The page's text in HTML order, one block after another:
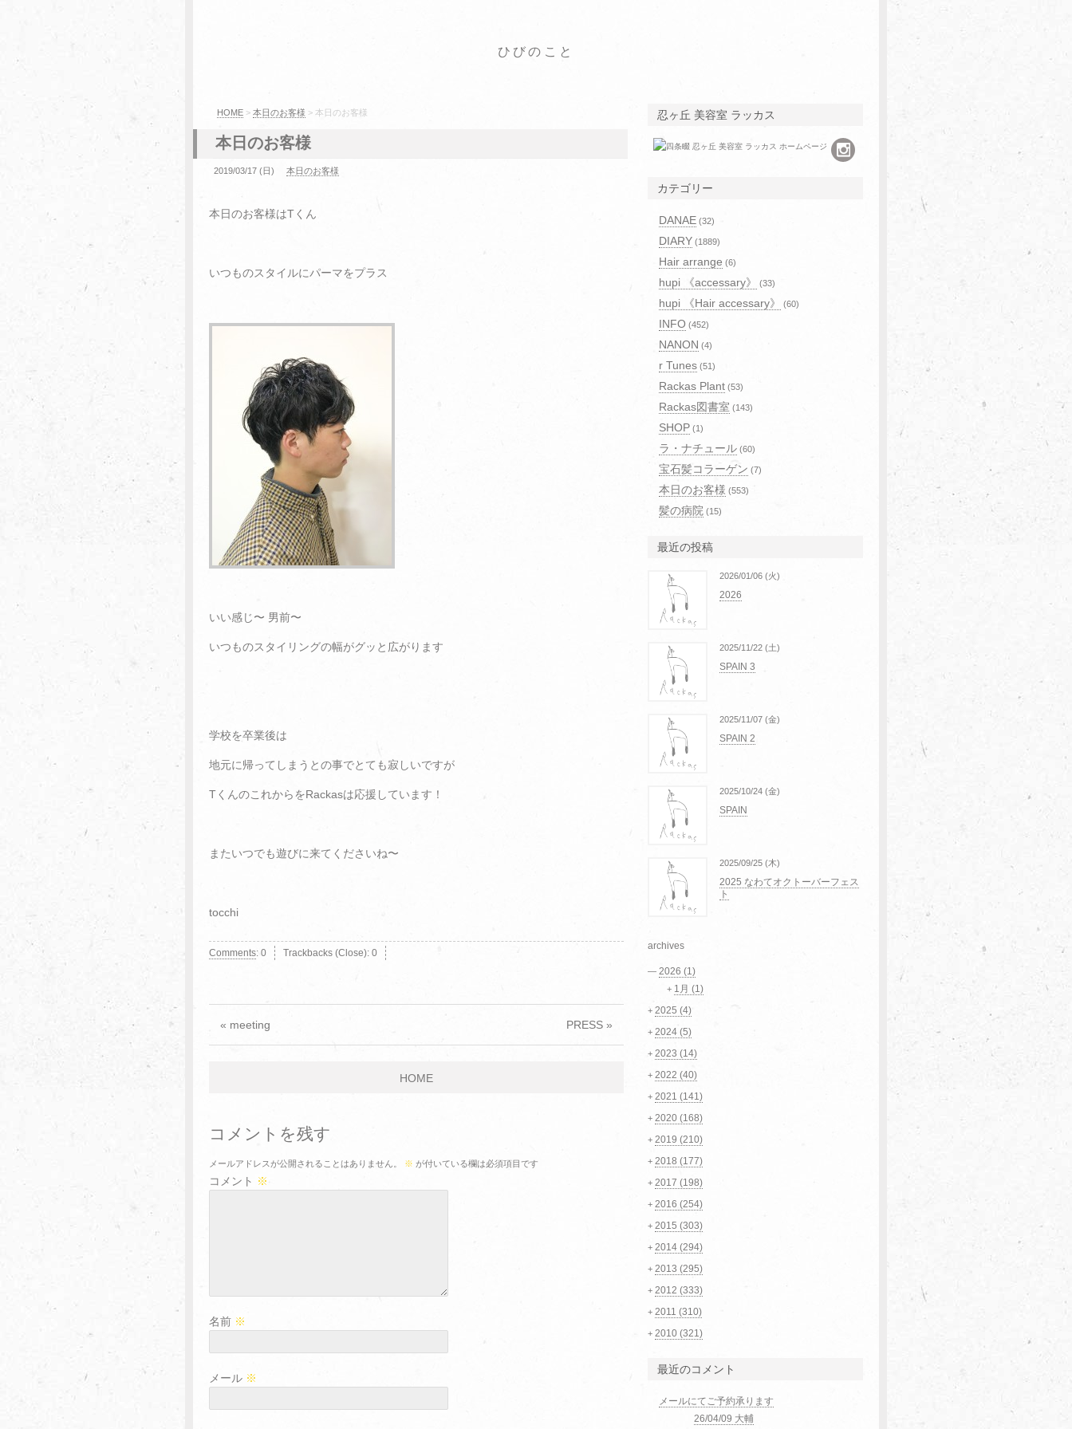
ひびのこと
HOME > 本日のお客様 > 本日のお客様
本日のお客様
2019/03/17 (日) 本日のお客様
本日のお客様はTくん
いつものスタイルにパーマをプラス
いい感じ〜 男前〜
いつものスタイリングの幅がグッと広がります
学校を卒業後は
地元に帰ってしまうとの事でとても寂しいですが
TくんのこれからをRackasは応援しています！
またいつでも遊びに来てくださいね〜
tocchi
Comments: 0 Trackbacks (Close): 0
« meeting PRESS »
HOME
コメントを残す
メールアドレスが公開されることはありません。 ※ が付いている欄は必須項目です
コメント ※
名前 ※
メール ※
忍ヶ丘 美容室 ラッカス
カテゴリー
DANAE (32)
DIARY (1889)
Hair arrange (6)
hupi 《accessary》 (33)
hupi 《Hair accessary》 (60)
INFO (452)
NANON (4)
r Tunes (51)
Rackas Plant (53)
Rackas図書室 (143)
SHOP (1)
ラ・ナチュール (60)
宝石髪コラーゲン (7)
本日のお客様 (553)
髪の病院 (15)
最近の投稿
2026/01/06 (火)
2026
2025/11/22 (土)
SPAIN 3
2025/11/07 (金)
SPAIN 2
2025/10/24 (金)
SPAIN
2025/09/25 (木)
2025 なわてオクトーバーフェス
ト
archives
— 2026 (1)
+ 1月 (1)
+ 2025 (4)
+ 2024 (5)
+ 2023 (14)
+ 2022 (40)
+ 2021 (141)
+ 2020 (168)
+ 2019 (210)
+ 2018 (177)
+ 2017 (198)
+ 2016 (254)
+ 2015 (303)
+ 2014 (294)
+ 2013 (295)
+ 2012 (333)
+ 2011 (310)
+ 2010 (321)
最近のコメント
メールにてご予約承ります
26/04/09 大輔